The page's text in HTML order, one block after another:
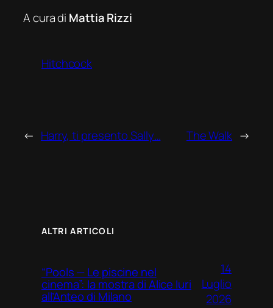
A cura di Mattia Rizzi
Hitchcock
← Harry, ti presento Sally… The Walk →
ALTRI ARTICOLI
“Pools — Le piscine nel
cinema”: la mostra di Alice Iuri
all’Anteo di Milano
14
Luglio
2026